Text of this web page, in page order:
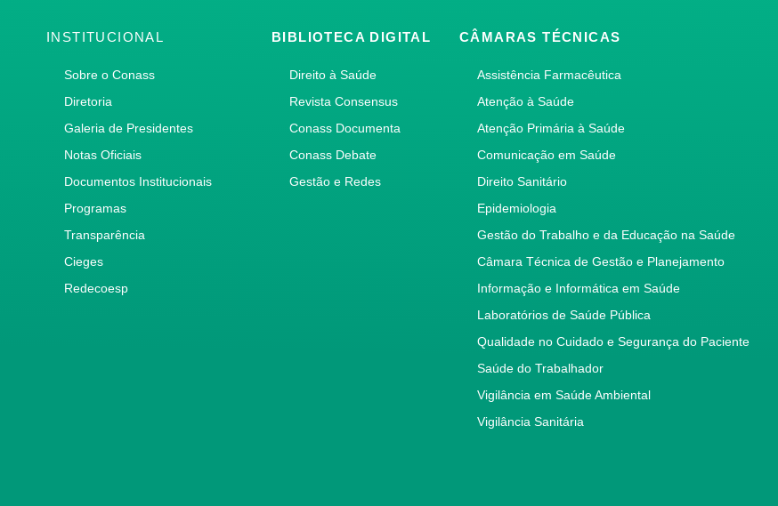
INSTITUCIONAL
Sobre o Conass
Diretoria
Galeria de Presidentes
Notas Oficiais
Documentos Institucionais
Programas
Transparência
Cieges
Redecoesp
BIBLIOTECA DIGITAL
Direito à Saúde
Revista Consensus
Conass Documenta
Conass Debate
Gestão e Redes
CÂMARAS TÉCNICAS
Assistência Farmacêutica
Atenção à Saúde
Atenção Primária à Saúde
Comunicação em Saúde
Direito Sanitário
Epidemiologia
Gestão do Trabalho e da Educação na Saúde
Câmara Técnica de Gestão e Planejamento
Informação e Informática em Saúde
Laboratórios de Saúde Pública
Qualidade no Cuidado e Segurança do Paciente
Saúde do Trabalhador
Vigilância em Saúde Ambiental
Vigilância Sanitária